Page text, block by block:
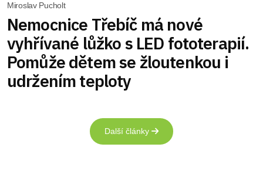
Miroslav Pucholt
Nemocnice Třebíč má nové
vyhřívané lůžko s LED fototerapií.
Pomůže dětem se žloutenkou i
udržením teploty
Další články